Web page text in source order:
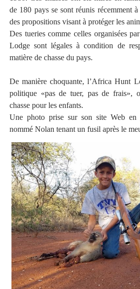
de 180 pays se sont réunis récemment
des propositions visant à protéger les
Des tueries comme celles organisées
Lodge sont légales à condition de
matière de chasse du pays.
De manière choquante, l’Africa Hunt
politique «pas de tuer, pas de frais»,
chasse pour les enfants.
Une photo prise sur son site Web
nommé Nolan tenant un fusil après le